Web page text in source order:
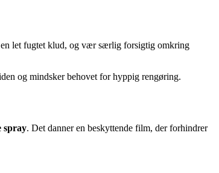
let fugtet klud, og vær særlig forsigtig omkring
og mindsker behovet for hyppig rengøring.
spray. Det danner en beskyttende film, der forhindrer